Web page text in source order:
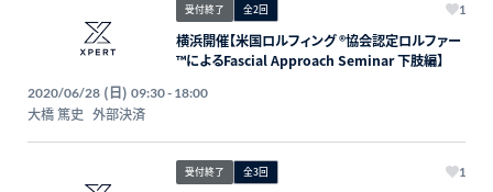
受付終了 全2回 1
横浜開催【米国ロルフィング ®︎協会認定ロルファー
™️によるFascial Approach Seminar 下肢編】
2020/06/28 (日) 09:30 - 18:00
大橋 篤史 外部決済
受付終了 全3回 1